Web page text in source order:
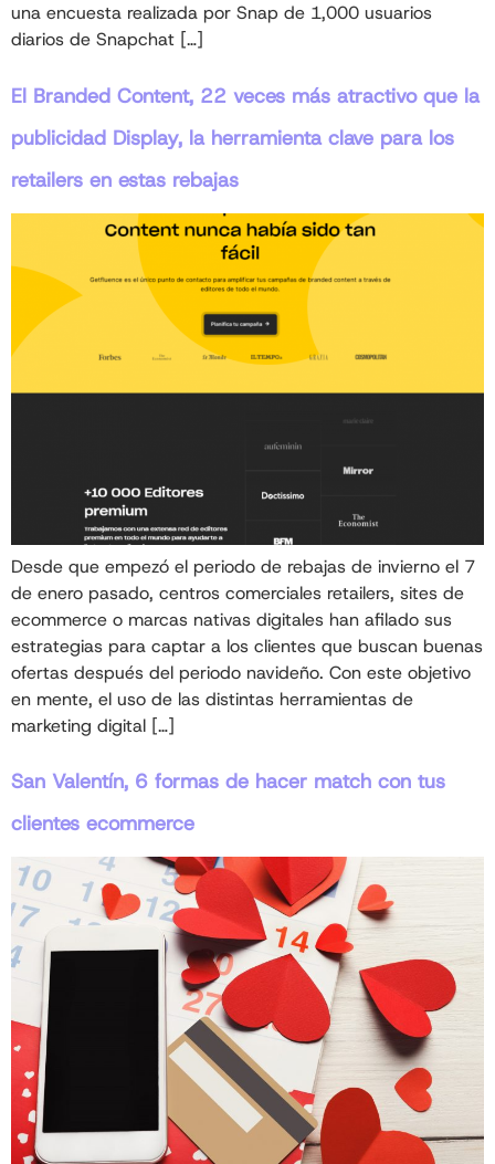
una encuesta realizada por Snap de 1,000 usuarios
diarios de Snapchat […]
El Branded Content, 22 veces más atractivo que la
publicidad Display, la herramienta clave para los
retailers en estas rebajas
Desde que empezó el periodo de rebajas de invierno el 7
de enero pasado, centros comerciales retailers, sites de
ecommerce o marcas nativas digitales han afilado sus
estrategias para captar a los clientes que buscan buenas
ofertas después del periodo navideño. Con este objetivo
en mente, el uso de las distintas herramientas de
marketing digital […]
San Valentín, 6 formas de hacer match con tus
clientes ecommerce